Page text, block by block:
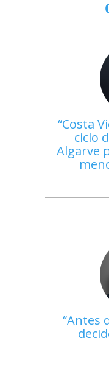
Costa
ciclo
Algarve
Antes